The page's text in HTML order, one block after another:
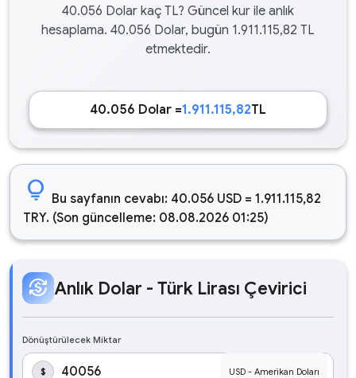
40.056 Dolar kaç TL? Güncel kur ile anlık
hesaplama. 40.056 Dolar, bugün 1.911.115,82 TL
etmektedir.
40.056 Dolar =1.911.115,82TL
lightbulb Bu sayfanın cevabı: 40.056 USD = 1.911.115,82
TRY. (Son güncelleme: 08.08.2026 01:25)
currency_exchange Anlık Dolar - Türk Lirası Çevirici
Dönüştürülecek Miktar
$